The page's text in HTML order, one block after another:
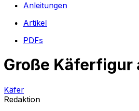
Anleitungen
Artikel
PDFs
Große Käferfigur
Käfer
Redaktion